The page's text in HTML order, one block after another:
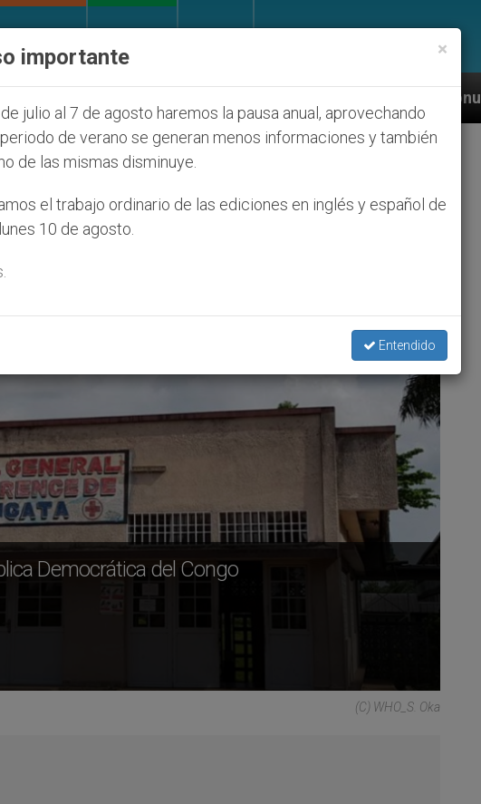
Juventud Seúl 2027 ONU se pronuncia ante caso
Democrática del Congo
(C) WHO_S. Oka
×
importante
julio al 7 de agosto haremos la pausa anual, aprovechando
de verano se generan menos informaciones y también
de las mismas disminuye.
el trabajo ordinario de las ediciones en inglés y español de
10 de agosto.
Entendido